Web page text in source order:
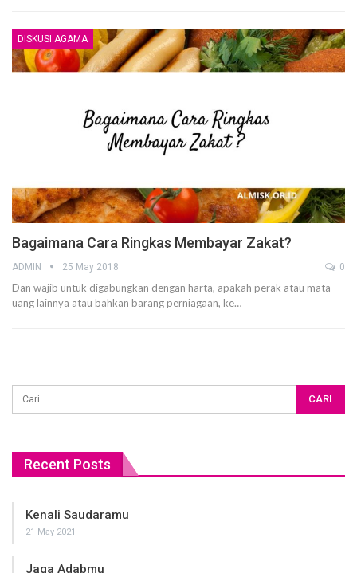
DISKUSI AGAMA
Bagaimana Cara Ringkas Membayar Zakat?
ADMIN 25 May 2018 0
Dan wajib untuk digabungkan dengan harta, apakah perak atau mata
uang lainnya atau bahkan barang perniagaan, ke…
Recent Posts
Kenali Saudaramu
21 May 2021
Jaga Adabmu